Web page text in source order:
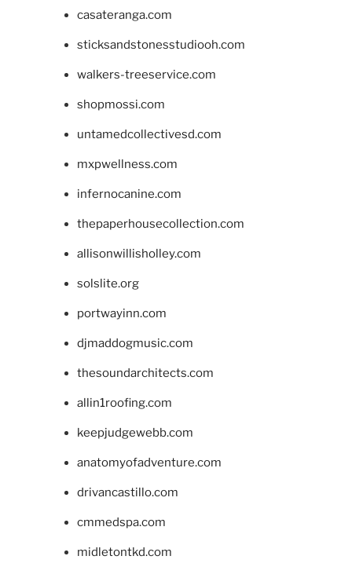
casateranga.com
sticksandstonesstudiooh.com
walkers-treeservice.com
shopmossi.com
untamedcollectivesd.com
mxpwellness.com
infernocanine.com
thepaperhousecollection.com
allisonwillisholley.com
solslite.org
portwayinn.com
djmaddogmusic.com
thesoundarchitects.com
allin1roofing.com
keepjudgewebb.com
anatomyofadventure.com
drivancastillo.com
cmmedspa.com
midletontkd.com